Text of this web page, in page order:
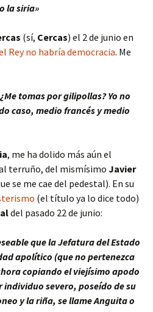
la siria»
(sí, Cercas) el 2 de junio en
Rey no habría democracia. Me
tomas por gilipollas? Yo no
caso, medio francés y medio
, me ha dolido más aún el
terruño, del mismísimo Javier
se me cae del pedestal). En su
(el título ya lo dice todo)
del pasado 22 de junio:
que la Jefatura del Estado
apolítico (que no pertenezca
copiando el viejísimo apodo
severo, poseído de su
y la riña, se llame Anguita o